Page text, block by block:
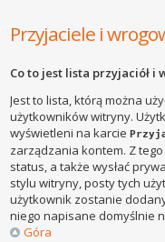
Przyjaciele i
Co to jest lista przyjaciół i
Jest to lista, którą można
użytkowników witryny.
wyświetleni na karcie
zarządzania kontem. Z
status, a także wysłać
stylu witryny, posty tych
użytkownik zostanie
niego napisane domyślnie
Góra